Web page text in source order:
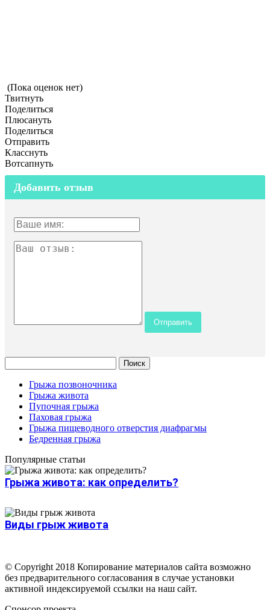
(Пока оценок нет)
Твитнуть
Поделиться
Плюсануть
Поделиться
Отправить
Класснуть
Вотсапнуть
Добавить отзыв
Грыжа позвоночника
Грыжа живота
Пупочная грыжа
Паховая грыжа
Грыжа пищеводного отверстия диафрагмы
Бедренная грыжа
Популярные статьи
Грыжа живота: как определить?
Виды грыж живота
© Copyright 2018 Копирование материалов сайта возможно
без предварительного согласования в случае установки
активной индексируемой ссылки на наш сайт.